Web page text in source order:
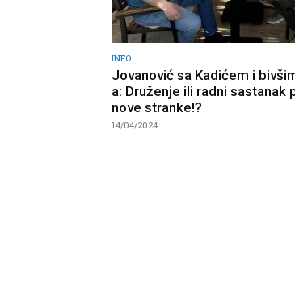
INFO
Jovanović sa Kadićem i
a: Druženje ili radni sastanak
nove stranke!?
14/04/2024